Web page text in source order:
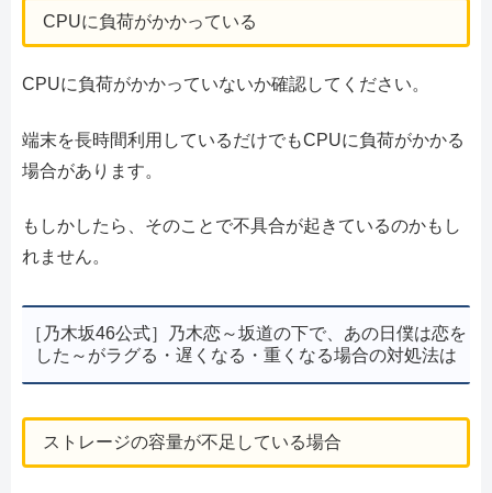
CPUに負荷がかかっている
CPUに負荷がかかっていないか確認してください。
端末を長時間利用しているだけでもCPUに負荷がかかる
場合があります。
もしかしたら、そのことで不具合が起きているのかもし
れません。
［乃木坂46公式］乃木恋～坂道の下で、あの日僕は恋を
した～がラグる・遅くなる・重くなる場合の対処法は
ストレージの容量が不足している場合